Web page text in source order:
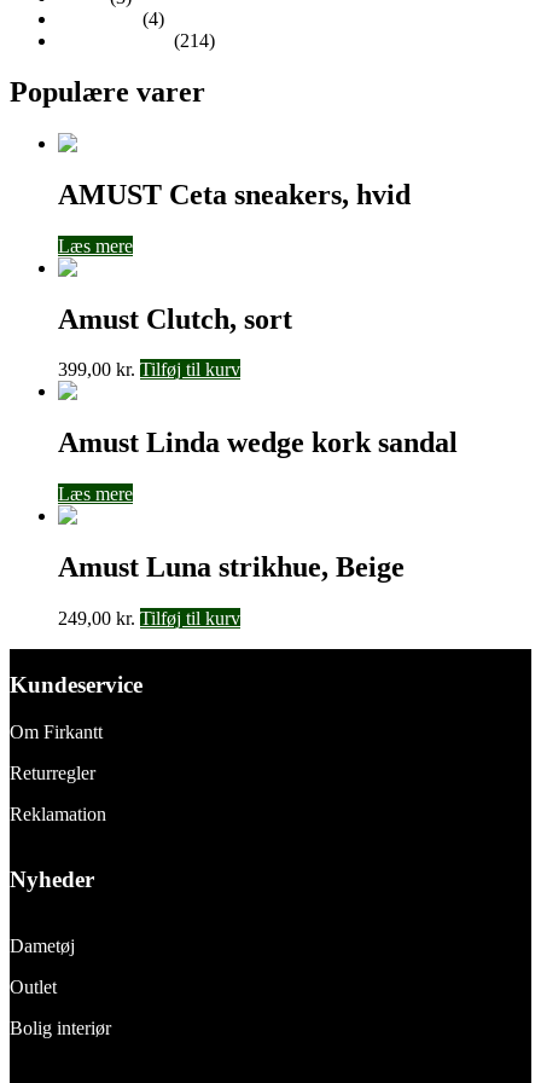
(4)
(214)
Populære varer
AMUST Ceta sneakers, hvid
Læs mere
Amust Clutch, sort
399,00 kr. Tilføj til kurv
Amust Linda wedge kork sandal
Læs mere
Amust Luna strikhue, Beige
249,00 kr. Tilføj til kurv
Kundeservice
Om Firkantt
Returregler
Reklamation
Nyheder
Dametøj
Outlet
Bolig interiør